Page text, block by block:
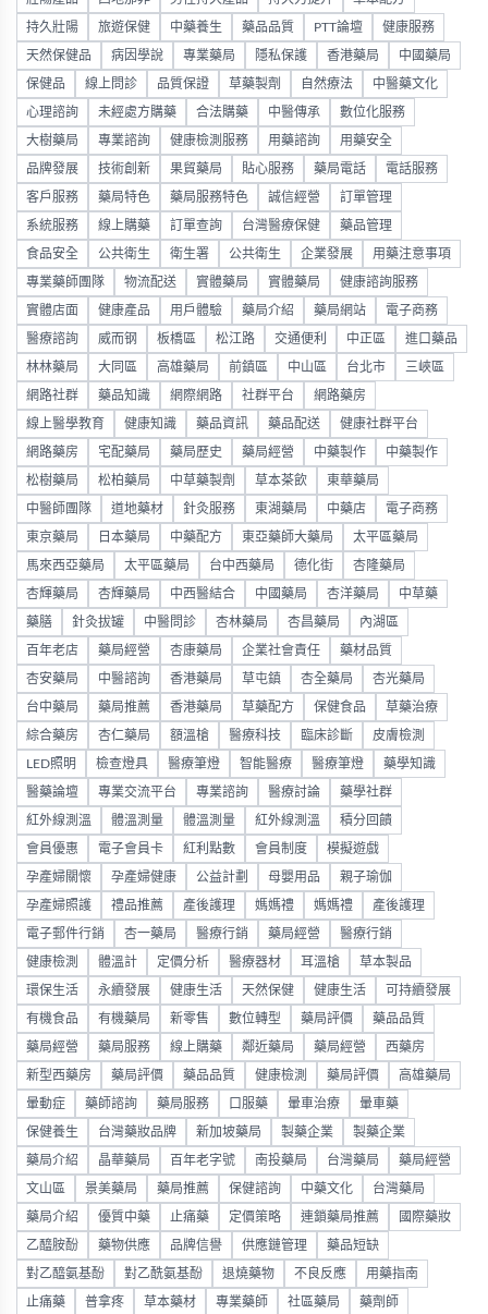
持久壯陽 旅遊保健 中藥養生 藥品品質 PTT論壇 健康服務
天然保健品 病因學說 專業藥局 隱私保護 香港藥局 中國藥局
保健品 線上問診 品質保證 草藥製劑 自然療法 中醫藥文化
心理諮詢 未經處方購藥 合法購藥 中醫傳承 數位化服務
大樹藥局 專業諮詢 健康檢測服務 用藥諮詢 用藥安全
品牌發展 技術創新 果貿藥局 貼心服務 藥局電話 電話服務
客戶服務 藥局特色 藥局服務特色 誠信經營 訂單管理
系統服務 線上購藥 訂單查詢 台灣醫療保健 藥品管理
食品安全 公共衛生 衛生署 公共衛生 企業發展 用藥注意事項
專業藥師團隊 物流配送 實體藥局 實體藥局 健康諮詢服務
實體店面 健康產品 用戶體驗 藥局介紹 藥局網站 電子商務
醫療諮詢 威而钢 板橋區 松江路 交通便利 中正區 進口藥品
林林藥局 大同區 高雄藥局 前鎮區 中山區 台北市 三峽區
網路社群 藥品知識 網際網路 社群平台 網路藥房
線上醫學教育 健康知識 藥品資訊 藥品配送 健康社群平台
網路藥房 宅配藥局 藥局歷史 藥局經營 中藥製作 中藥製作
松樹藥局 松柏藥局 中草藥製劑 草本茶飲 東華藥局
中醫師團隊 道地藥材 針灸服務 東湖藥局 中藥店 電子商務
東京藥局 日本藥局 中藥配方 東亞藥師大藥局 太平區藥局
馬來西亞藥局 太平區藥局 台中西藥局 德化街 杏隆藥局
杏輝藥局 杏輝藥局 中西醫結合 中國藥局 杏洋藥局 中草藥
藥膳 針灸拔罐 中醫問診 杏林藥局 杏昌藥局 內湖區
百年老店 藥局經營 杏康藥局 企業社會責任 藥材品質
杏安藥局 中醫諮詢 香港藥局 草屯鎮 杏全藥局 杏光藥局
台中藥局 藥局推薦 香港藥局 草藥配方 保健食品 草藥治療
綜合藥房 杏仁藥局 額溫槍 醫療科技 臨床診斷 皮膚檢測
LED照明 檢查燈具 醫療筆燈 智能醫療 醫療筆燈 藥學知識
醫藥論壇 專業交流平台 專業諮詢 醫療討論 藥學社群
紅外線測溫 體溫測量 體溫測量 紅外線測溫 積分回饋
會員優惠 電子會員卡 紅利點數 會員制度 模擬遊戲
孕產婦關懷 孕產婦健康 公益計劃 母嬰用品 親子瑜伽
孕產婦照護 禮品推薦 產後護理 媽媽禮 媽媽禮 產後護理
電子郵件行銷 杏一藥局 醫療行銷 藥局經營 醫療行銷
健康檢測 體溫計 定價分析 醫療器材 耳溫槍 草本製品
環保生活 永續發展 健康生活 天然保健 健康生活 可持續發展
有機食品 有機藥局 新零售 數位轉型 藥局評價 藥品品質
藥局經營 藥局服務 線上購藥 鄰近藥局 藥局經營 西藥房
新型西藥房 藥局評價 藥品品質 健康檢測 藥局評價 高雄藥局
暈動症 藥師諮詢 藥局服務 口服藥 暈車治療 暈車藥
保健養生 台灣藥妝品牌 新加坡藥局 製藥企業 製藥企業
藥局介紹 晶華藥局 百年老字號 南投藥局 台灣藥局 藥局經營
文山區 景美藥局 藥局推薦 保健諮詢 中藥文化 台灣藥局
藥局介紹 優質中藥 止痛藥 定價策略 連鎖藥局推薦 國際藥妝
乙醯胺酚 藥物供應 品牌信譽 供應鏈管理 藥品短缺
對乙醯氨基酚 對乙酰氨基酚 退燒藥物 不良反應 用藥指南
止痛藥 普拿疼 草本藥材 專業藥師 社區藥局 藥劑師